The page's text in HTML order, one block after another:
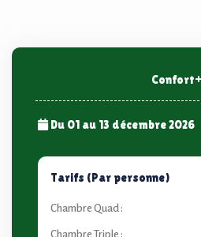
Confort+
Du 01 au 13 décembre 2026
Tarifs (Par personne)
Chambre Quad :
Chambre Triple :